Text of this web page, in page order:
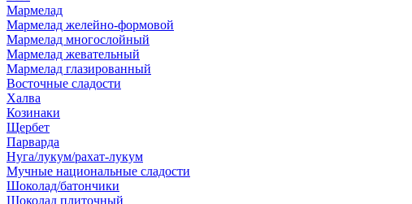
Мармелад
Мармелад желейно-формовой
Мармелад многослойный
Мармелад жевательный
Мармелад глазированный
Восточные сладости
Халва
Козинаки
Щербет
Парварда
Нуга/лукум/рахат-лукум
Мучные национальные сладости
Шоколад/батончики
Шоколад плиточный